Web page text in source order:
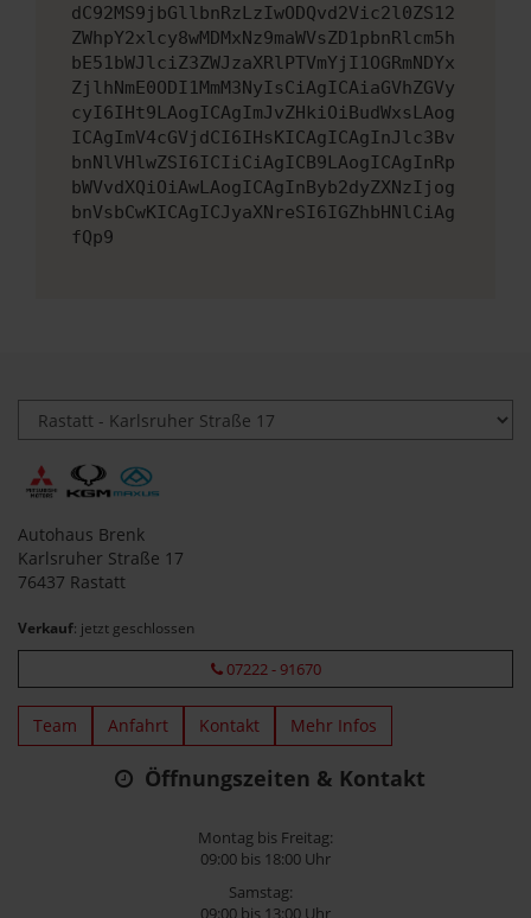
dC92MS9jbGllbnRzLzIwODQvd2Vic2l0ZS12
ZWhpY2xlcy8wMDMxNz9maWVsZD1pbnRlcm5h
bE51bWJlciZ3ZWJzaXRlPTVmYjI1OGRmNDYx
ZjlhNmE0ODI1MmM3NyIsCiAgICAiaGVhZGVy
cyI6IHt9LAogICAgImJvZHkiOiBudWxsLAog
ICAgImV4cGVjdCI6IHsKICAgICAgInJlc3Bv
bnNlVHlwZSI6ICIiCiAgICB9LAogICAgInRp
bWVvdXQiOiAwLAogICAgInByb2dyZXNzIjog
bnVsbCwKICAgICJyaXNreSI6IGZhbHNlCiAg
fQp9
Autohaus Brenk
Karlsruher Straße 17
76437 Rastatt
Verkauf: jetzt geschlossen
07222 - 91670
Team Anfahrt Kontakt Mehr Infos
Öffnungszeiten & Kontakt
Montag bis Freitag:
09:00 bis 18:00 Uhr
Samstag:
09:00 bis 13:00 Uhr